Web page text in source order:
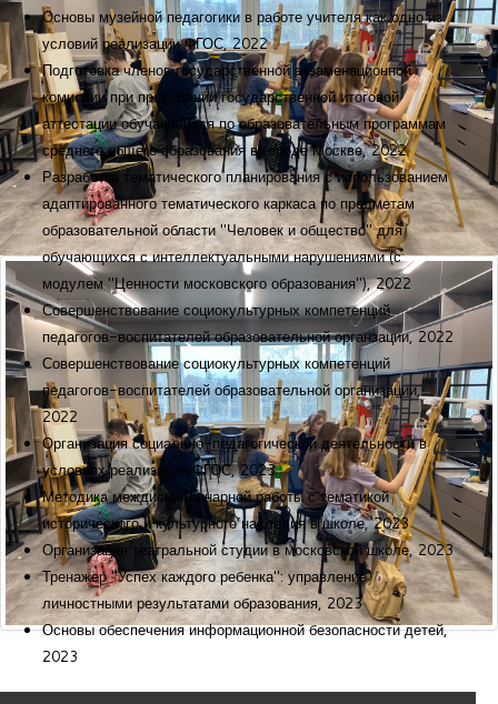
Основы музейной педагогики в работе учителя как одно из
условий реализации ФГОС, 2022
Подготовка членов государственной экзаменационной
комиссии при проведении государственной итоговой
аттестации обучающихся по образовательным программам
среднего общего образования в городе Москве, 2022
Разработка тематического планирования с использованием
адаптированного тематического каркаса по предметам
образовательной области "Человек и общество" для
обучающихся с интеллектуальными нарушениями (с
модулем "Ценности московского образования"), 2022
Совершенствование социокультурных компетенций
педагогов-воспитателей образовательной органзации, 2022
Совершенствование социокультурных компетенций
педагогов-воспитателей образовательной организации,
2022
Организация социально-педагогической деятельности в
условиях реализации ФГОС, 2023
Методика междисциплинарной работы с тематикой
исторического и культурного наследия в школе, 2023
Организация театральной студии в московской школе, 2023
Тренажер "Успех каждого ребенка": управление
личностными результатами образования, 2023
Основы обеспечения информационной безопасности детей,
2023